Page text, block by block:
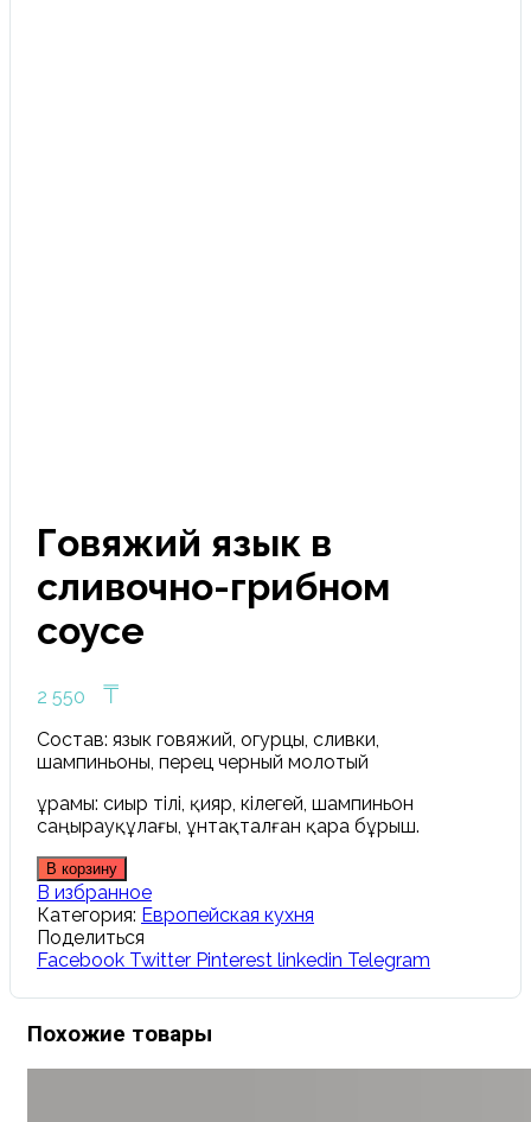
Говяжий язык в
сливочно-грибном
соусе
2 550 ₸
Состав: язык говяжий, огурцы, сливки,
шампиньоны, перец черный молотый
Құрамы: сиыр тілі, қияр, кілегей, шампиньон
саңырауқұлағы, ұнтақталған қара бұрыш.
В корзину
В избранное
Категория: Европейская кухня
Поделиться
Facebook Twitter Pinterest linkedin Telegram
Похожие товары